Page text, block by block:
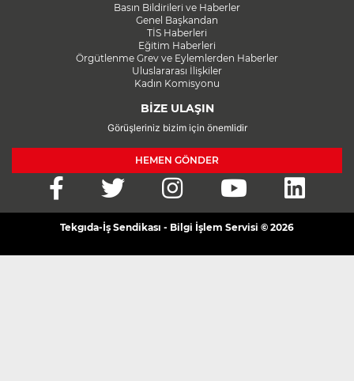
Basın Bildirileri ve Haberler
Genel Başkandan
TİS Haberleri
Eğitim Haberleri
Örgütlenme Grev ve Eylemlerden Haberler
Uluslararası İlişkiler
Kadın Komisyonu
BİZE ULAŞIN
Görüşleriniz bizim için önemlidir
HEMEN GÖNDER
Tekgıda-İş Sendikası - Bilgi İşlem Servisi © 2026